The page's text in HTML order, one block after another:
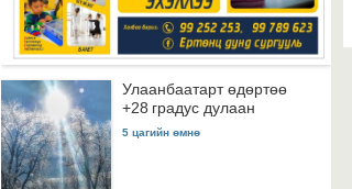
Улаанбаатарт өдөртөө
+28 градус дулаан
5 цагийн өмнө